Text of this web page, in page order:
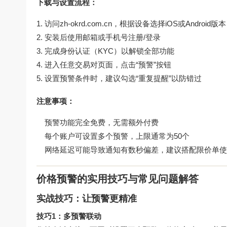
下载与设置流程：
访问zh-okrd.com.cn ，根据设备选择iOS或Android版本
安装后使用邮箱或手机号注册/登录
完成身份认证（KYC）以解锁全部功能
进入任意交易对页面，点击“预警”按钮
设置预警条件时，建议勾选“重复提醒”以防错过
注意事项：
预警功能完全免费，无需额外付费
每个账户可设置多个预警，上限通常为50个
网络延迟可能导致通知有数秒偏差，建议搭配限价单
价格预警的实用技巧与常见问题解答
实战技巧：让预警更精准
技巧1：多预警联动